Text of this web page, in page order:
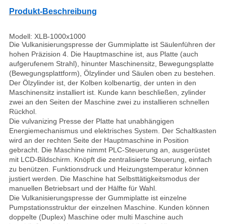
Produkt-Beschreibung
Modell: XLB-1000x1000
Die Vulkanisierungspresse der Gummiplatte ist Säulenführen der
hohen Präzision 4. Die Hauptmaschine ist, aus Platte (auch
aufgerufenem Strahl), hinunter Maschinensitz, Bewegungsplatte
(Bewegungsplattform), Ölzylinder und Säulen oben zu bestehen.
Der Ölzylinder ist, der Kolben kolbenartig, der unten in den
Maschinensitz installiert ist. Kunde kann beschließen, zylinder
zwei an den Seiten der Maschine zwei zu installieren schnellen
Rückhol.
Die vulvanizing Presse der Platte hat unabhängigen
Energiemechanismus und elektrisches System. Der Schaltkasten
wird an der rechten Seite der Hauptmaschine in Position
gebracht. Die Maschine nimmt PLC-Steuerung an, ausgerüstet
mit LCD-Bildschirm. Knöpft die zentralisierte Steuerung, einfach
zu benützen. Funktionsdruck und Heizungstemperatur können
justiert werden. Die Maschine hat Selbsttätigkeitsmodus der
manuellen Betriebsart und der Hälfte für Wahl.
Die Vulkanisierungspresse der Gummiplatte ist einzelne
Pumpstationsstruktur der einzelnen Maschine. Kunden können
doppelte (Duplex) Maschine oder multi Maschine auch